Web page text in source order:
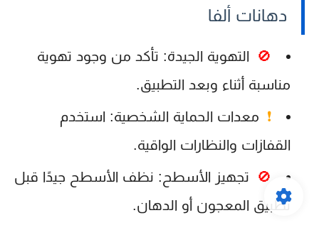
دهانات ألفا
🚫 التهوية الجيدة: تأكد من وجود تهوية
مناسبة أثناء وبعد التطبيق.
❗ معدات الحماية الشخصية: استخدم
القفازات والنظارات الواقية.
🚫 تجهيز الأسطح: نظف الأسطح جيدًا قبل
تطبيق المعجون أو الدهان.